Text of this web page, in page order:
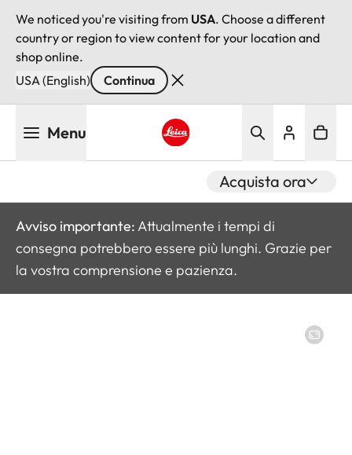
We noticed you're visiting from USA. Choose a different
country or region to view content for your location and
shop online.
USA (English)
Continua
Menu
Acquista ora
Avviso importante: Attualmente i tempi di
consegna potrebbero essere più lunghi. Grazie per
la vostra comprensione e pazienza.